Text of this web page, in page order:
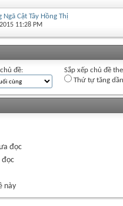
Cật Tây Hồng Thị
11:28 PM
đề:
Sắp xếp chủ đề
Thứ tự tăng dần
đọc
đọc
này